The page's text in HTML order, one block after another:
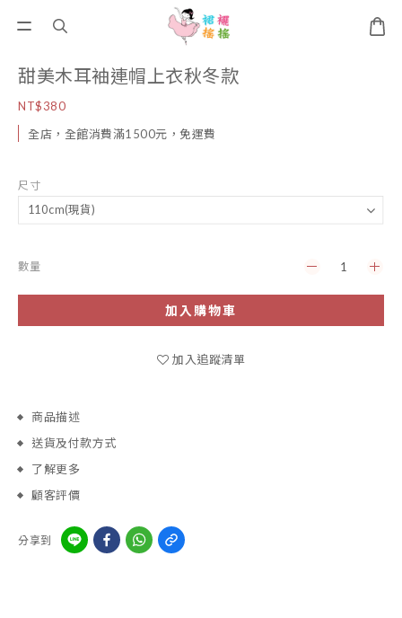
甜美木耳袖連帽上衣秋冬款
NT$380
全店，全館消費滿1500元，免運費
尺寸
數量
加入購物車
加入追蹤清單
商品描述
送貨及付款方式
了解更多
顧客評價
分享到